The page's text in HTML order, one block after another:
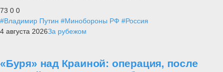
73 0 0
#Владимир Путин #Минобороны РФ #Россия
4 августа 2026За рубежом
«Буря» над Краиной: операция, после